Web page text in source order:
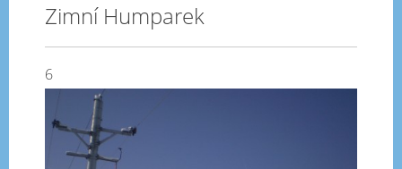
Zimní Humparek
6